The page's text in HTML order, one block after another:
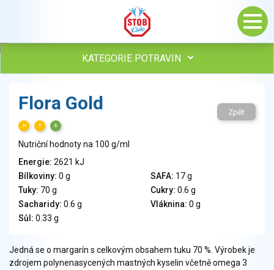
KATEGORIE POTRAVIN
Vejce
Mléko
Veganské a vegetariánské výrobky
Tuky
Obiloviny, mouka, cereální výrobky
Chléb, pečivo, křehké chleby, pufované výrobky
Ovoce
Ořechy, semena
Flora Gold
H T S
Zpět
Nutriční hodnoty na 100 g/ml
Energie: 2621 kJ
Bílkoviny: 0 g SAFA: 17 g
Tuky: 70 g Cukry: 0.6 g
Sacharidy: 0.6 g Vláknina: 0 g
Sůl: 0.33 g
Jedná se o margarín s celkovým obsahem tuku 70 %. Výrobek je
zdrojem polynenasycených mastných kyselin včetně omega 3